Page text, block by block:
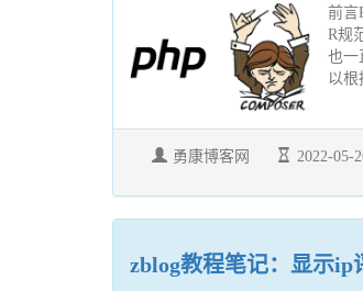
前言
R规
也一
以根
勇康博客网 2022-05-
zblog教程笔记：显示ip